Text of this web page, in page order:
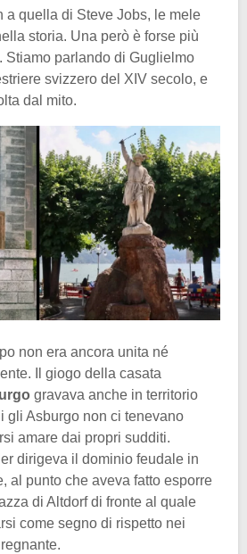
a quella di Steve Jobs, le mele
storia. Una però è forse più
Stiamo parlando di Guglielmo
svizzero del XIV secolo, e
dal mito.
non era ancora unita né
Il giogo della casata
gravava anche in territorio
gli Asburgo non ci tenevano
amare dai propri sudditi.
dirigeva il dominio feudale in
al punto che aveva fatto esporre
di Altdorf di fronte al quale
come segno di rispetto nei